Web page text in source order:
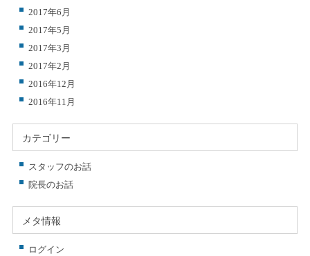
2017年6月
2017年5月
2017年3月
2017年2月
2016年12月
2016年11月
カテゴリー
スタッフのお話
院長のお話
メタ情報
ログイン